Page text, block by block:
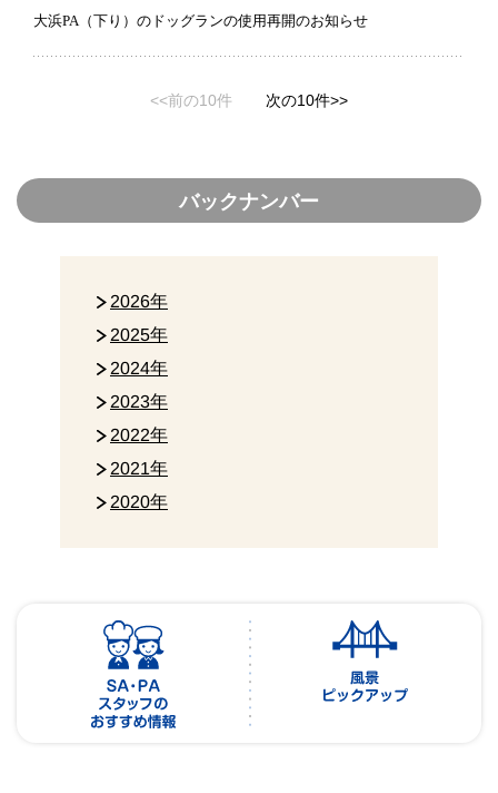
大浜PA（下り）のドッグランの使用再開のお知らせ
<<前の10件 次の10件>>
バックナンバー
2026年
2025年
2024年
2023年
2022年
2021年
2020年